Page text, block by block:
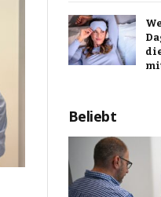
Beliebt